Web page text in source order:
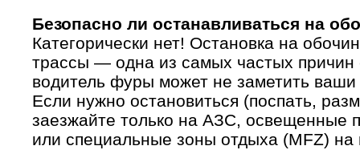
Безопасно ли останавливаться на
Категорически нет! Остановка на
трассы — одна из самых частых
водитель фуры может не заметить
Если нужно остановиться (поспать,
заезжайте только на АЗС, освещенные
или специальные зоны отдыха (MFZ) на